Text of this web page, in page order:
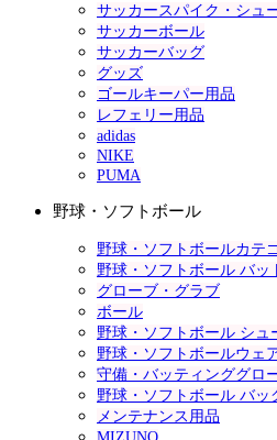
サッカースパイク・シュ
サッカーボール
サッカーバッグ
グッズ
ゴールキーパー用品
レフェリー用品
adidas
NIKE
PUMA
野球・ソフトボール
野球・ソフトボールカテ
野球・ソフトボール バッ
グローブ・グラブ
ボール
野球・ソフトボール シュ
野球・ソフトボールウェ
守備・バッティンググロ
野球・ソフトボール バッ
メンテナンス用品